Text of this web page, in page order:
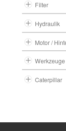
Filter
Hydraulik
Motor /
Werkzeuge
Caterpillar